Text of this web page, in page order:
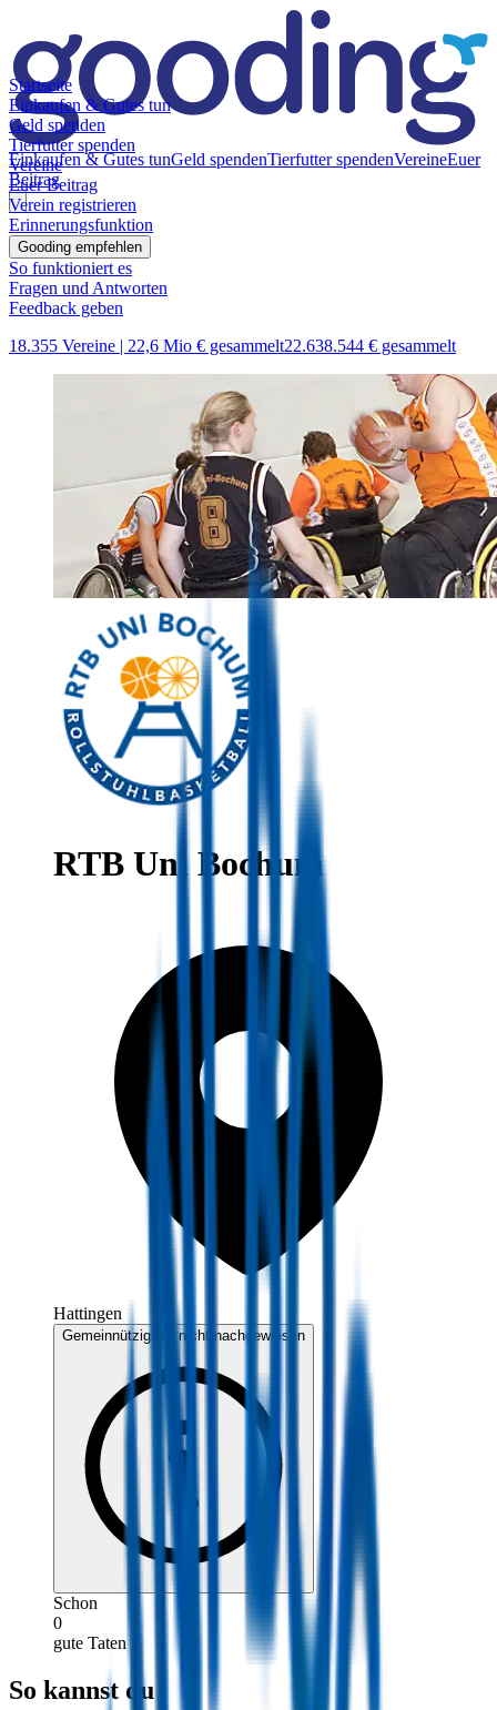
Einkaufen & Gutes tunGeld spendenTierfutter spendenVereineEuer
Beitrag
Startseite
Einkaufen & Gutes tun
Geld spenden
Tierfutter spenden
Vereine
Euer Beitrag
Verein registrieren
Erinnerungsfunktion
Gooding empfehlen
So funktioniert es
Fragen und Antworten
Feedback geben
18.355 Vereine | 22,6 Mio € gesammelt22.638.544 € gesammelt
RTB Uni Bochum
Hattingen
Gemeinnützigkeit nicht nachgewiesen
Schon
0
gute Taten
So kannst du